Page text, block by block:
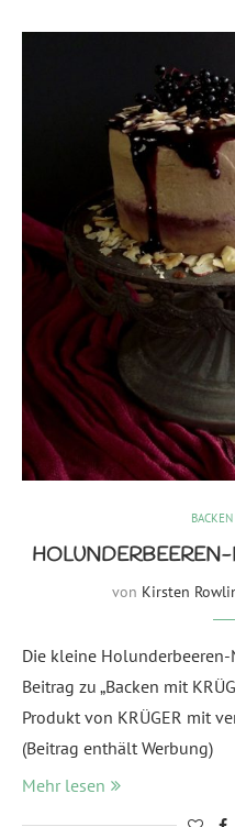
BACKEN
von Kirsten
Die kleine
Beitrag zu „Backen mit
Produkt von KRÜGER mit
(Beitrag enthält Werbung)
Mehr lesen